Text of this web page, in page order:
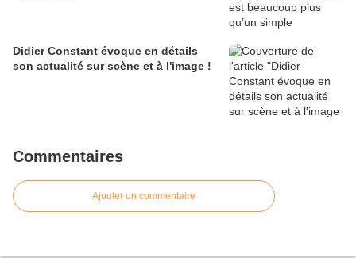
Didier Constant évoque en détails
son actualité sur scène et à l'image !
Commentaires
Ajouter un commentaire